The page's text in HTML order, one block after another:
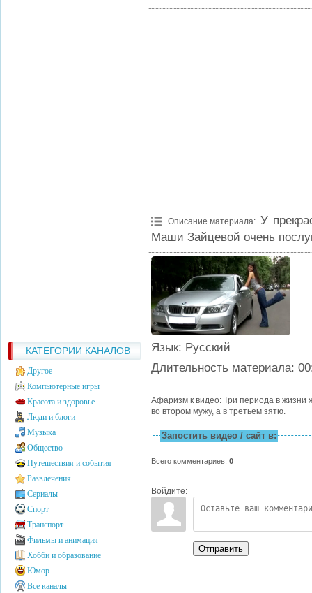
КАТЕГОРИИ КАНАЛОВ
Другое
Компьютерные игры
Красота и здоровье
Люди и блоги
Музыка
Общество
Путешествия и события
Развлечения
Сериалы
Спорт
Транспорт
Фильмы и анимация
Хобби и образование
Юмор
Все каналы
Описание материала: У
Маши Зайцевой очень
Язык: Русский
Длительность материала:
Афаризм к видео: Три периода в жизни
во втором мужу, а в третьем зятю.
Запостить видео / сайт в:
Всего комментариев: 0
Войдите:
Отправить